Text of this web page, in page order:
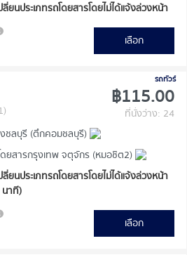
นประเภทรถโดยสารโดยไม่ได้แจ้งล่วงหน้า
เลือก
รถทัวร์
฿115.00
ที่นั่งว่าง: 24
ชลบุรี (ตึกคอมชลบุรี)
ยสารกรุงเทพ จตุจักร (หมอชิต2)
นประเภทรถโดยสารโดยไม่ได้แจ้งล่วงหน้า
นาที)
เลือก